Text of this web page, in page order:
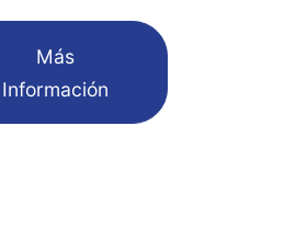
​Más
Información